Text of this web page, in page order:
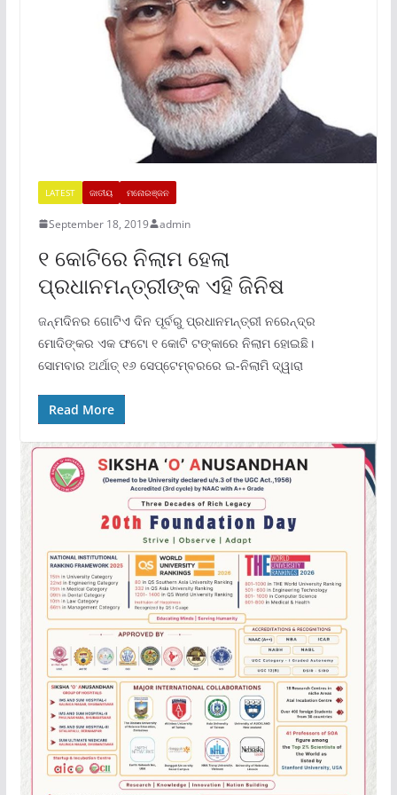
LATEST ଜାତୀୟ ମନୋରଞ୍ଜନ
September 18, 2019 admin
୧ କୋଟିରେ ନିଲାମ ହେଲା
ପ୍ରଧାନମନ୍ତ୍ରୀଙ୍କ ଏହି ଜିନିଷ
ଜନ୍ମଦିନର ଗୋଟିଏ ଦିନ ପୂର୍ବରୁ ପ୍ରଧାନମନ୍ତ୍ରୀ ନରେନ୍ଦ୍ର
ମୋଦିଙ୍କର ଏକ ଫଟୋ ୧ କୋଟି ଟଙ୍କାରେ ନିଲାମ ହୋଇଛି।
ସୋମବାର ଅର୍ଥାତ୍‌ ୧୬ ସେପ୍ଟେମ୍ବରରେ ଇ-ନିଲାମି ଦ୍ୱାରା
Read More